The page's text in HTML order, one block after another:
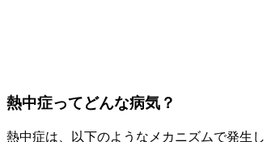
熱中症ってどんな病気？
熱中症は、以下のようなメカニズムで発生し